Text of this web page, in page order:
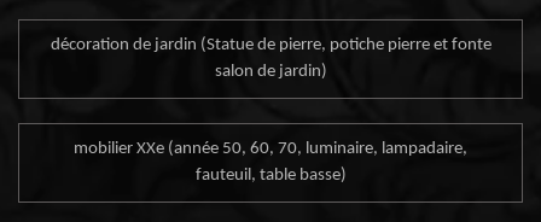
décoration de jardin (Statue de pierre, potiche pierre et fonte
salon de jardin)
mobilier XXe (année 50, 60, 70, luminaire, lampadaire,
fauteuil, table basse)